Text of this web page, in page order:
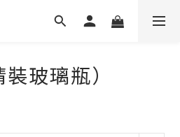
玻璃瓶）